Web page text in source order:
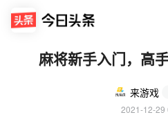
麻将新手入门，高
来游戏
2021-12-29